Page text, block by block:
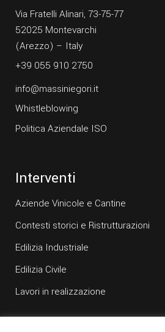
Via Fratelli Alinari, 73-75-77
52025 Montevarchi
(Arezzo) – Italy
+39 055 910 2750
info@massiniegori.it
Whistleblowing
Politica Aziendale ISO
Interventi
Aziende Vinicole e Cantine
Contesti storici e Ristrutturazioni
Edilizia Industriale
Edilizia Civile
Lavori in realizzazione